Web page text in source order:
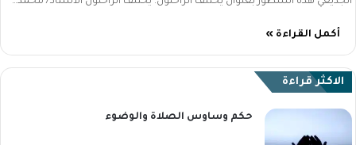
أكمل القراءة »
الاكثر قراءة
حكم وساوس الصلاة والوضوء